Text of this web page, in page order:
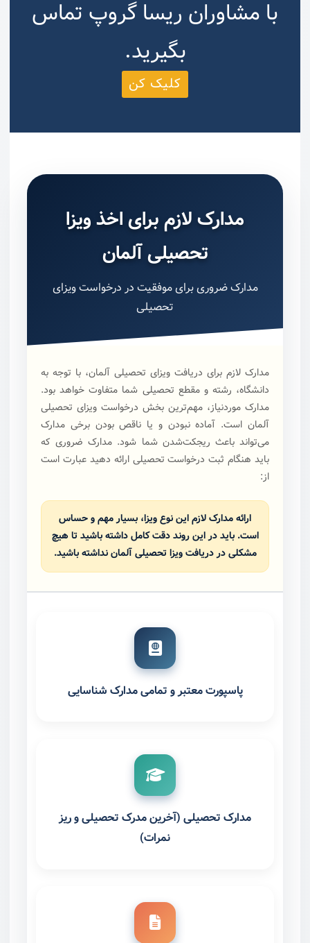
با مشاوران ریسا گروپ تماس
بگیرید.
کلیک کن
مدارک لازم برای اخذ ویزا
تحصیلی آلمان
مدارک ضروری برای موفقیت در درخواست ویزای
تحصیلی
مدارک لازم برای دریافت ویزای تحصیلی آلمان، با توجه به
دانشگاه، رشته و مقطع تحصیلی شما متفاوت خواهد بود.
مدارک موردنیاز، مهم‌ترین بخش درخواست ویزای تحصیلی
آلمان است. آماده نبودن و یا ناقص بودن برخی مدارک
می‌تواند باعث ریجکت‌شدن شما شود. مدارک ضروری که
باید هنگام ثبت درخواست تحصیلی ارائه دهید عبارت است
از:
ارائه مدارک لازم این نوع ویزا، بسیار مهم و حساس
است. باید در این روند دقت کامل داشته باشید تا هیچ
مشکلی در دریافت ویزا تحصیلی آلمان نداشته باشید.
پاسپورت معتبر و تمامی مدارک شناسایی
مدارک تحصیلی (آخرین مدرک تحصیلی و ریز
نمرات)